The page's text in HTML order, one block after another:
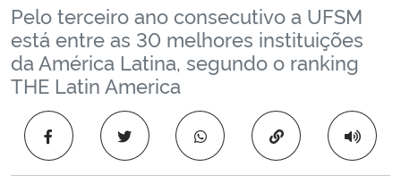
Ministério da Cidadania
Ministério da Saúde
Ministério de Minas e Energia
Ministério da Ciência, Tecnologia, Inovações e Comunicações
Pelo terceiro ano consecutivo a UFSM
está entre as 30 melhores instituições
da América Latina, segundo o ranking
THE Latin America
Copiar para área